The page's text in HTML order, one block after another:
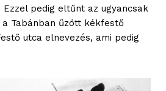
pedig eltűnt az ugyancsak
Tabánban űzött kékfestő
utca elnevezés, ami pedig